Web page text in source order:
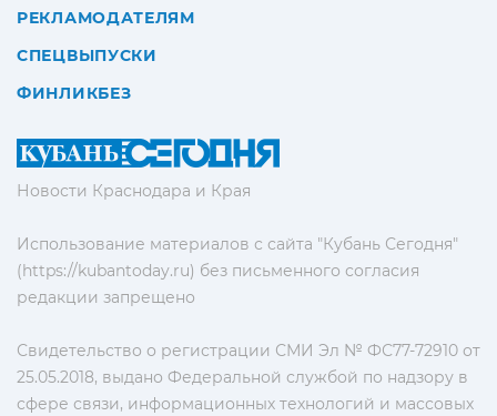
Новости Краснодара и Края
Использование материалов с сайта "Кубань Сегодня"
(https://kubantoday.ru) без письменного согласия
редакции запрещено
Свидетельство о регистрации СМИ Эл № ФС77-72910 от
25.05.2018, выдано Федеральной службой по надзору в
сфере связи, информационных технологий и массовых
РЕКЛАМОДАТЕЛЯМ
СПЕЦВЫПУСКИ
ФИНЛИКБЕЗ